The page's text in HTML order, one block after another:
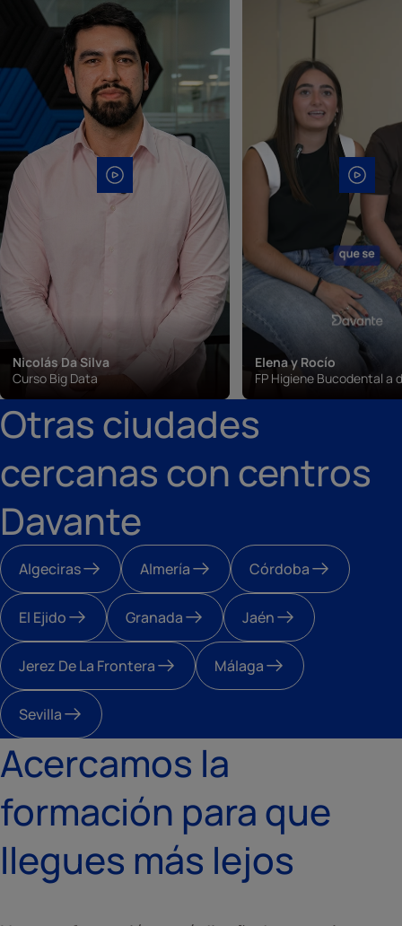
Nicolás Da Silva
Curso Big Data
Elena y Rocío
FP Higiene Bucodental a
Otras ciudades
cercanas con centros
Davante
Algeciras Almería Córdoba
El Ejido Granada Jaén
Jerez De La Frontera Málaga
Sevilla
Acercamos la
formación para que
llegues más lejos